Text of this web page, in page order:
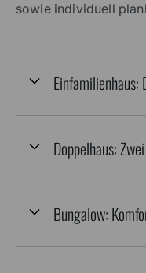
sowie individuell
Einfamilienhaus:
Doppelhaus:
Bungalow: